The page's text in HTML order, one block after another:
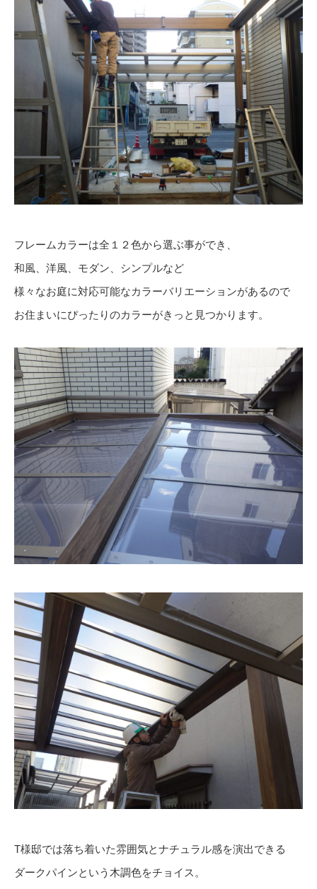
フレームカラーは全１２色から選ぶ事ができ、
和風、洋風、モダン、シンプルなど
様々なお庭に対応可能なカラーバリエーションがあるので
お住まいにぴったりのカラーがきっと見つかります。
T様邸では落ち着いた雰囲気とナチュラル感を演出できる
ダークパインという木調色をチョイス。